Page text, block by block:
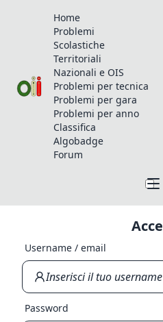
Home
Problemi
Scolastiche
Territoriali
Nazionali e OIS
Problemi per tecnica
Problemi per gara
Problemi per anno
Classifica
Algobadge
Forum
Username / email
Password